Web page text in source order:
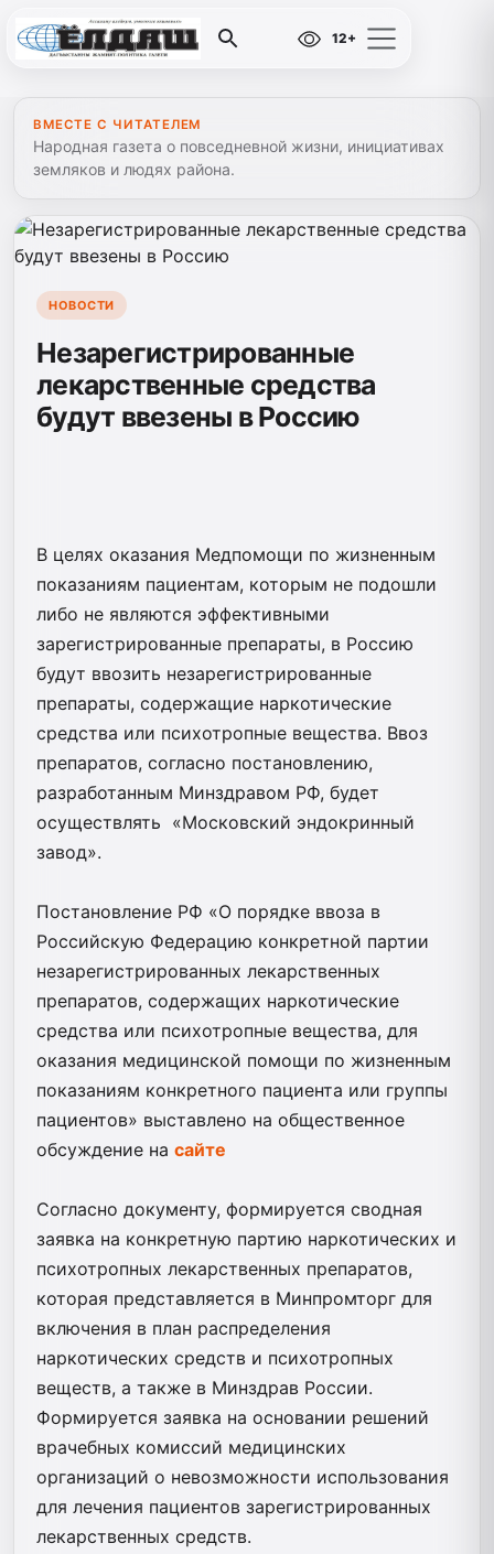
12+
ВМЕСТЕ С ЧИТАТЕЛЕМ
Народная газета о повседневной жизни, инициативах
земляков и людях района.
НОВОСТИ
Незарегистрированные
лекарственные средства
будут ввезены в Россию
В целях оказания Медпомощи по жизненным
показаниям пациентам, которым не подошли
либо не являются эффективными
зарегистрированные препараты, в Россию
будут ввозить незарегистрированные
препараты, содержащие наркотические
средства или психотропные вещества. Ввоз
препаратов, согласно постановлению,
разработанным Минздравом РФ, будет
осуществлять ​ «Московский эндокринный
завод».
Постановление РФ «О порядке ввоза в
Российскую Федерацию конкретной партии
незарегистрированных лекарственных
препаратов, содержащих наркотические
средства или психотропные вещества, для
оказания медицинской помощи по жизненным
показаниям конкретного пациента или группы
пациентов» выставлено на общественное
обсуждение на сайте
Согласно документу, формируется сводная
заявка на конкретную партию наркотических и
психотропных лекарственных препаратов,
которая представляется в Минпромторг для
включения в план распределения
наркотических средств и психотропных
веществ, а также в Минздрав России.
Формируется заявка на основании решений
врачебных комиссий медицинских
организаций о невозможности использования
для лечения пациентов зарегистрированных
лекарственных средств.